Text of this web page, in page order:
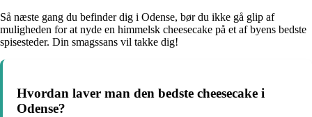
Så næste gang du befinder dig i Odense, bør du ikke gå glip af
muligheden for at nyde en himmelsk cheesecake på et af byens bedste
spisesteder. Din smagssans vil takke dig!
Hvordan laver man den bedste cheesecake i
Odense?